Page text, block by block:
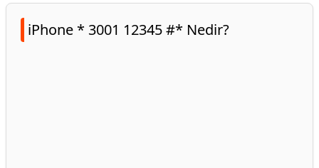
iPhone * 3001 12345 #* Nedir?